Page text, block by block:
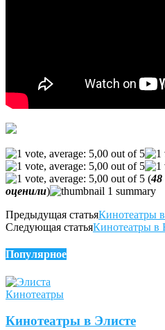
(48
оценили)
Предыдущая статьяКинотеатры
Следующая статьяКинотеатры в
Популярное
Кинотеатры
Кинотеатры в Элисте